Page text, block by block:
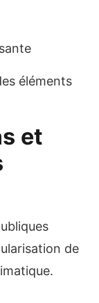
éléments
et
de